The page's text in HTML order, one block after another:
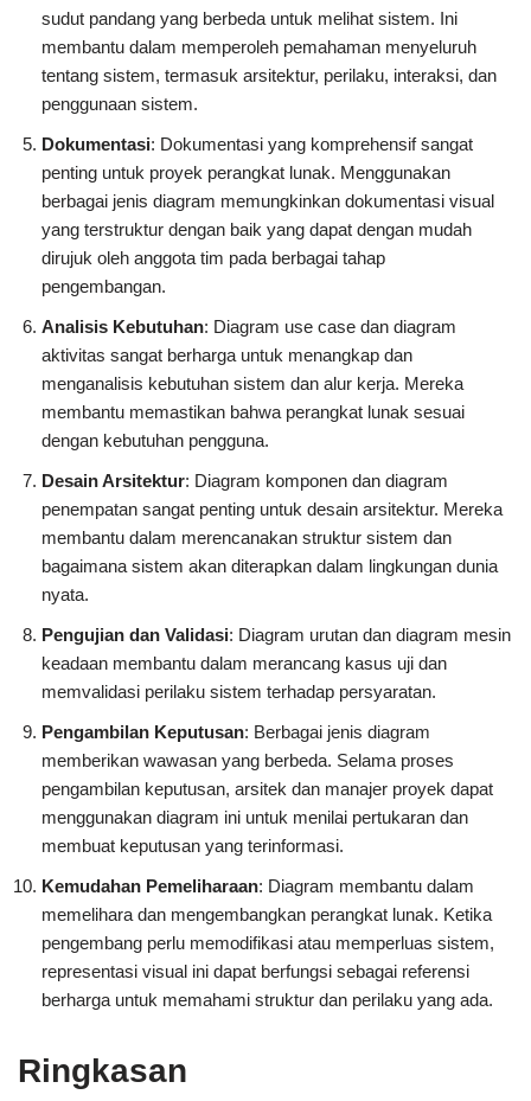
sudut pandang yang berbeda untuk melihat sistem. Ini
membantu dalam memperoleh pemahaman menyeluruh
tentang sistem, termasuk arsitektur, perilaku, interaksi, dan
penggunaan sistem.
Dokumentasi: Dokumentasi yang komprehensif sangat
penting untuk proyek perangkat lunak. Menggunakan
berbagai jenis diagram memungkinkan dokumentasi visual
yang terstruktur dengan baik yang dapat dengan mudah
dirujuk oleh anggota tim pada berbagai tahap
pengembangan.
Analisis Kebutuhan: Diagram use case dan diagram
aktivitas sangat berharga untuk menangkap dan
menganalisis kebutuhan sistem dan alur kerja. Mereka
membantu memastikan bahwa perangkat lunak sesuai
dengan kebutuhan pengguna.
Desain Arsitektur: Diagram komponen dan diagram
penempatan sangat penting untuk desain arsitektur. Mereka
membantu dalam merencanakan struktur sistem dan
bagaimana sistem akan diterapkan dalam lingkungan dunia
nyata.
Pengujian dan Validasi: Diagram urutan dan diagram mesin
keadaan membantu dalam merancang kasus uji dan
memvalidasi perilaku sistem terhadap persyaratan.
Pengambilan Keputusan: Berbagai jenis diagram
memberikan wawasan yang berbeda. Selama proses
pengambilan keputusan, arsitek dan manajer proyek dapat
menggunakan diagram ini untuk menilai pertukaran dan
membuat keputusan yang terinformasi.
Kemudahan Pemeliharaan: Diagram membantu dalam
memelihara dan mengembangkan perangkat lunak. Ketika
pengembang perlu memodifikasi atau memperluas sistem,
representasi visual ini dapat berfungsi sebagai referensi
berharga untuk memahami struktur dan perilaku yang ada.
Ringkasan